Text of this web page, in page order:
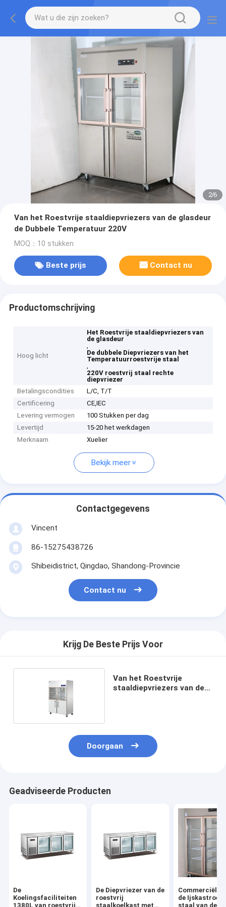
2/6
Van het Roestvrije staaldiepvriezers van de glasdeur
de Dubbele Temperatuur 220V
MOQ：10 stukken
Beste prijs Contact nu
Productomschrijving
Hoog licht
Het Roestvrije staaldiepvriezers van
de glasdeur
,
De dubbele Diepvriezers van het
Temperatuurroestvrije staal
,
220V roestvrij staal rechte
diepvriezer
Betalingscondities
L/C, T/T
Certificering
CE,IEC
Levering vermogen
100 Stukken per dag
Levertijd
15-20 het werkdagen
Merknaam
Xuelier
Bekijk meer
Contactgegevens
Vincent
86-15275438726
Shibeidistrict, Qingdao, Shandong-Provincie
Contact nu
Krijg De Beste Prijs Voor
Van het Roestvrije
staaldiepvriezers van de
Doorgaan
Geadviseerde Producten
De
Koelingsfaciliteiten
1380L van roestvrij
De Diepvriezer van de
roestvrij
staalkoelkast met
Commerciële
de
staal van de